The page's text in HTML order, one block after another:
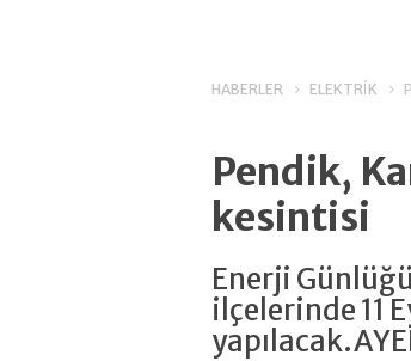
HABERLER ELEKTRİK
Pendik,
kesintisi
Enerji
ilçelerinde 11